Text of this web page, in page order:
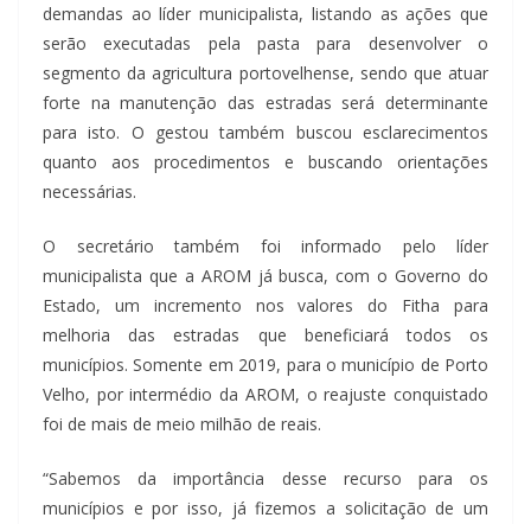
demandas ao líder municipalista, listando as ações que
serão executadas pela pasta para desenvolver o
segmento da agricultura portovelhense, sendo que atuar
forte na manutenção das estradas será determinante
para isto. O gestou também buscou esclarecimentos
quanto aos procedimentos e buscando orientações
necessárias.
O secretário também foi informado pelo líder
municipalista que a AROM já busca, com o Governo do
Estado, um incremento nos valores do Fitha para
melhoria das estradas que beneficiará todos os
municípios. Somente em 2019, para o município de Porto
Velho, por intermédio da AROM, o reajuste conquistado
foi de mais de meio milhão de reais.
“Sabemos da importância desse recurso para os
municípios e por isso, já fizemos a solicitação de um